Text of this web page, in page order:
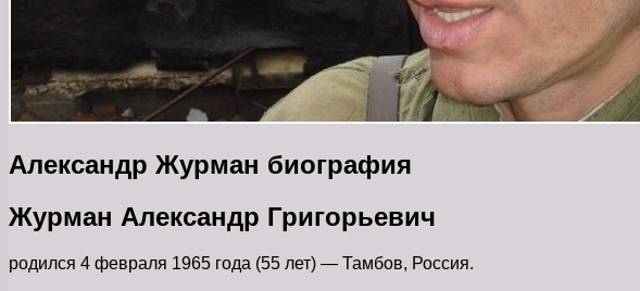
Александр Журман биография
Журман Александр Григорьевич
родился 4 февраля 1965 года (55 лет) — Тамбов, Россия.